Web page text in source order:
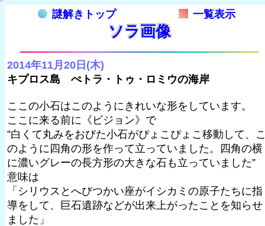
謎解きトップ 一覧表示
ソラ画像
2014年11月20日(木)
キプロス島 ぺトラ・トゥ・ロミウの海岸
ここの小石はこのようにきれいな形をしています。
ここに来る前に《ビジョン》で
”白くて丸みをおびた小石がぴょこぴょこ移動して、
のように四角の形を作って立っていました。四角の横
に濃いグレーの長方形の大きな石も立っていました”
意味は
「シリウスとへびつかい座がイシカミの原子たちに指
導をして、巨石遺跡などが出来上がったことを知らせ
ました」